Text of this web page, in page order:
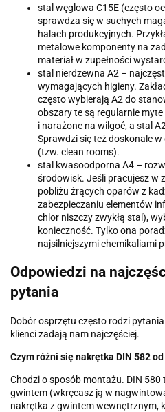
stal węglowa C15E (często
sprawdza się w suchych
halach produkcyjnych.
metalowe komponenty na
materiał w zupełności
stal nierdzewna A2 –
wymagających higieny.
często wybierają A2 do
obszary te są regularnie
i narażone na wilgoć, a stal
Sprawdzi się też doskonale
(tzw. clean rooms).
stal kwasoodporna A4 –
środowisk. Jeśli pracujesz w
pobliżu żrących oparów z
zabezpieczaniu elementów
chlor niszczy zwykłą stal),
konieczność. Tylko ona
najsilniejszymi chemikaliami
Odpowiedzi na
pytania
Dobór osprzętu często rodzi
klienci zadają nam najczęściej.
Czym różni się nakrętka DIN 582
Chodzi o sposób montażu. DIN
gwintem (wkręcasz ją w
nakrętka z gwintem wewnętrznym,